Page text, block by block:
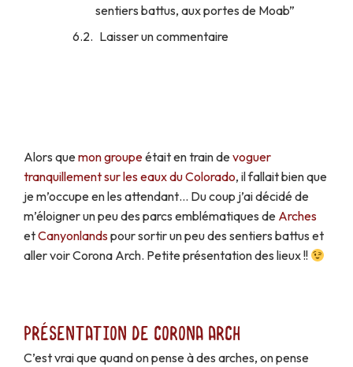
sentiers battus, aux portes de Moab”
Laisser un commentaire
Alors quemon groupeétait en train devoguer
tranquillement sur les eaux du Colorado, il fallait bien que
je m’occupe en les attendant… Du coup j’ai décidé de
m’éloigner un peu des parcs emblématiques de Arches
etCanyonlandspour sortir un peu des sentiers battus et
aller voir Corona Arch. Petite présentation des lieux !!
Présentation de Corona Arch
C’est vrai que quand on pense à des arches, on pense